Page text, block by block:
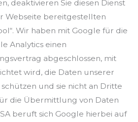
deaktivieren Sie diesen Dienst
Webseite bereitgestellten
Wir haben mit Google für die
Analytics einen
abgeschlossen, mit
wird, die Daten unserer
und sie nicht an Dritte
die Übermittlung von Daten
beruft sich Google hierbei auf